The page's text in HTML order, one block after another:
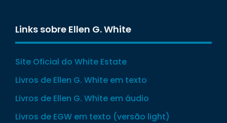
Links sobre Ellen G. White
Site Oficial do White Estate
Livros de Ellen G. White em texto
Livros de Ellen G. White em áudio
Livros de EGW em texto (versão light)